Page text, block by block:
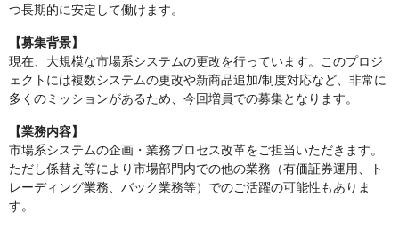
つ長期的に安定して働けます。
【募集背景】
現在、大規模な市場系システムの更改を行っています。このプロジ
ェクトには複数システムの更改や新商品追加/制度対応など、非常に
多くのミッションがあるため、今回増員での募集となります。
【業務内容】
市場系システムの企画・業務プロセス改革をご担当いただきます。
ただし係替え等により市場部門内での他の業務（有価証券運用、ト
レーディング業務、バック業務等）でのご活躍の可能性もありま
す。